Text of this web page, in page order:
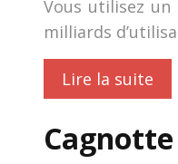
Vous utilisez un
milliards
Lire la suite